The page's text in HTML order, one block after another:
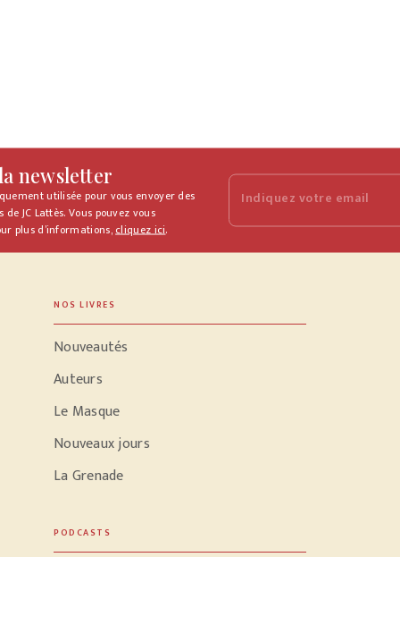
newsletter
utilisée pour vous envoyer des
JC Lattès. Vous pouvez vous
plus d’informations,cliquez ici.
Indiquez votre email
NOS LIVRES
Nouveautés
Auteurs
Le Masque
Nouveaux jours
La Grenade
PODCASTS